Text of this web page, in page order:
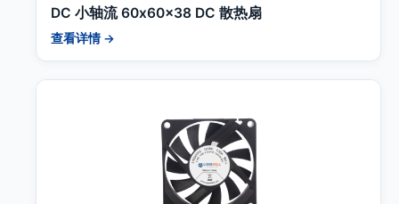
DC 小轴流 60x60x38 DC 散热扇
查看详情 →